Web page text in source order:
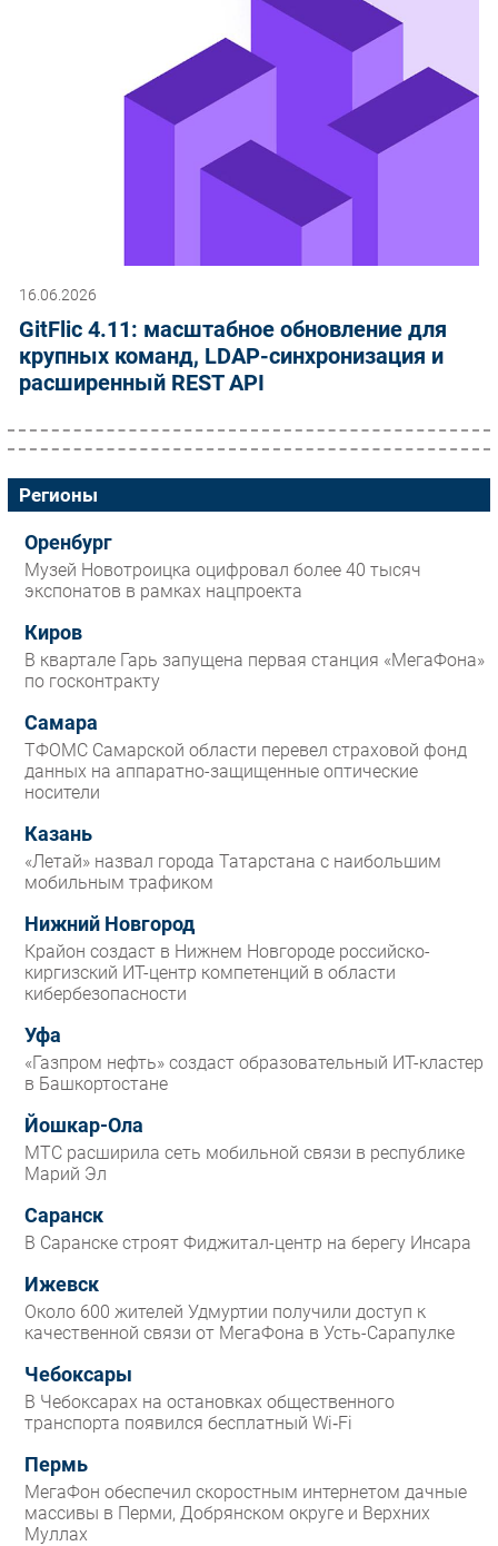
16.06.2026
GitFlic 4.11: масштабное обновление для
крупных команд, LDAP-синхронизация и
расширенный REST API
Регионы
Оренбург
Музей Новотроицка оцифровал более 40 тысяч
экспонатов в рамках нацпроекта
Киров
В квартале Гарь запущена первая станция «МегаФона»
по госконтракту
Самара
ТФОМС Самарской области перевел страховой фонд
данных на аппаратно-защищенные оптические
носители
Казань
«Летай» назвал города Татарстана с наибольшим
мобильным трафиком
Нижний Новгород
Крайон создаст в Нижнем Новгороде российско-
киргизский ИТ-центр компетенций в области
кибербезопасности
Уфа
«Газпром нефть» создаст образовательный ИТ-кластер
в Башкортостане
Йошкар-Ола
МТС расширила сеть мобильной связи в республике
Марий Эл
Саранск
В Саранске строят Фиджитал-центр на берегу Инсара
Ижевск
Около 600 жителей Удмуртии получили доступ к
качественной связи от МегаФона в Усть-Сарапулке
Чебоксары
В Чебоксарах на остановках общественного
транспорта появился бесплатный Wi‑Fi
Пермь
МегаФон обеспечил скоростным интернетом дачные
массивы в Перми, Добрянском округе и Верхних
Муллах